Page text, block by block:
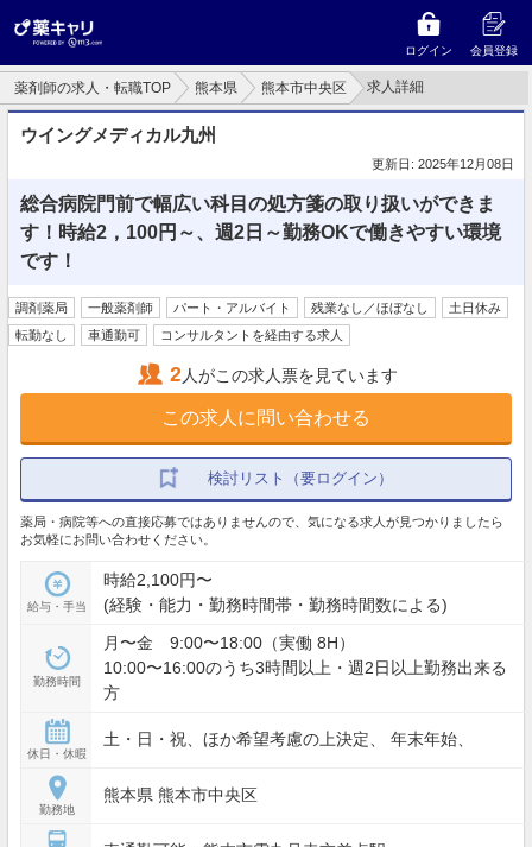
ログイン 会員登録
薬剤師の求人・転職TOP 熊本県 熊本市中央区 求人詳細
ウイングメディカル九州
更新日: 2025年12月08日
総合病院門前で幅広い科目の処方箋の取り扱いができま
す！時給2，100円～、週2日～勤務OKで働きやすい環境
です！
調剤薬局 一般薬剤師 パート・アルバイト 残業なし／ほぼなし
土日休み
転勤なし
車通勤可 コンサルタントを経由する求人
2人がこの求人票を見ています
この求人に問い合わせる
検討リスト（要ログイン）
薬局・病院等への直接応募ではありませんので、気になる求人が見つかりましたら
お気軽にお問い合わせください。
給与・手当
時給2,100円〜
(経験・能力・勤務時間帯・勤務時間数による)
勤務時間
月〜金 9:00〜18:00（実働 8H）
10:00〜16:00のうち3時間以上・週2日以上勤務出来る
方
休日・休暇
土・日・祝、ほか希望考慮の上決定、 年末年始、
勤務地
熊本県 熊本市中央区